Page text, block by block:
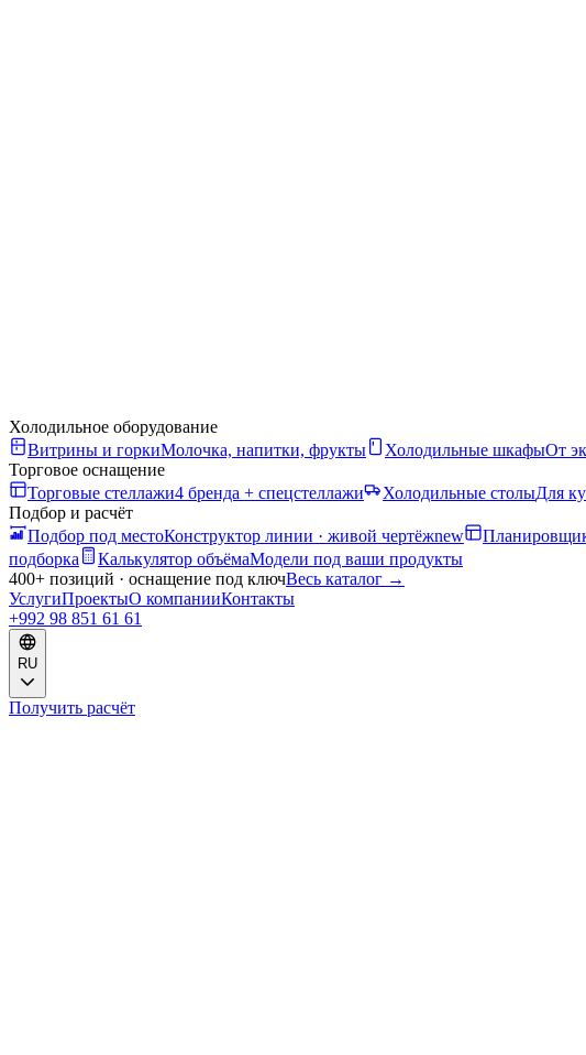
Холодильное оборудование
Витрины и горкиМолочка, напитки, фрукты Холодильные шкафыОт
Торговое оснащение
Торговые стеллажи4 бренда + спецстеллажи Холодильные столыДля
Подбор и расчёт
Подбор под местоКонструктор линии · живой чертёжnew
подборка
Калькулятор объёмаМодели под ваши продукты
400+ позиций · оснащение под ключВесь каталог →
УслугиПроектыО компанииКонтакты
+992 98 851 61 61
RU
Получить расчёт